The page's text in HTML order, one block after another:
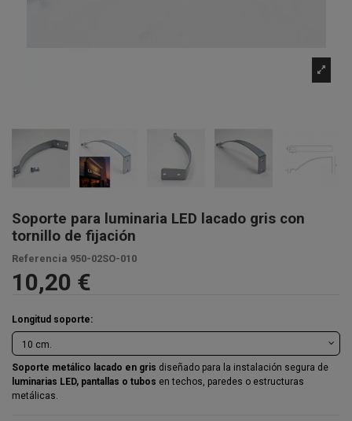
Soporte para luminaria LED lacado gris con
tornillo de fijación
Referencia 950-02SO-010
10,20 €
Longitud soporte:
Soporte metálico lacado en gris diseñado para la instalación segura de
luminarias LED, pantallas o tubos entechos, paredes o estructuras
metálicas.